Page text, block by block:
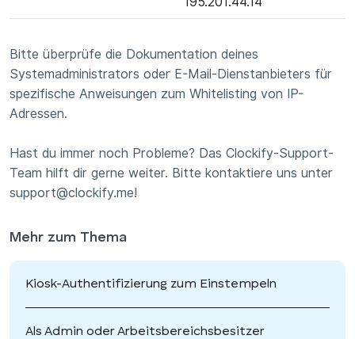
Bitte überprüfe die Dokumentation deines
Systemadministrators oder E-Mail-Dienstanbieters für
spezifische Anweisungen zum Whitelisting von IP-
Adressen.
Hast du immer noch Probleme? Das Clockify-Support-
Team hilft dir gerne weiter. Bitte kontaktiere uns unter
support@clockify.me!
Mehr zum Thema
Kiosk-Authentifizierung zum Einstempeln
Als Admin oder Arbeitsbereichsbesitzer